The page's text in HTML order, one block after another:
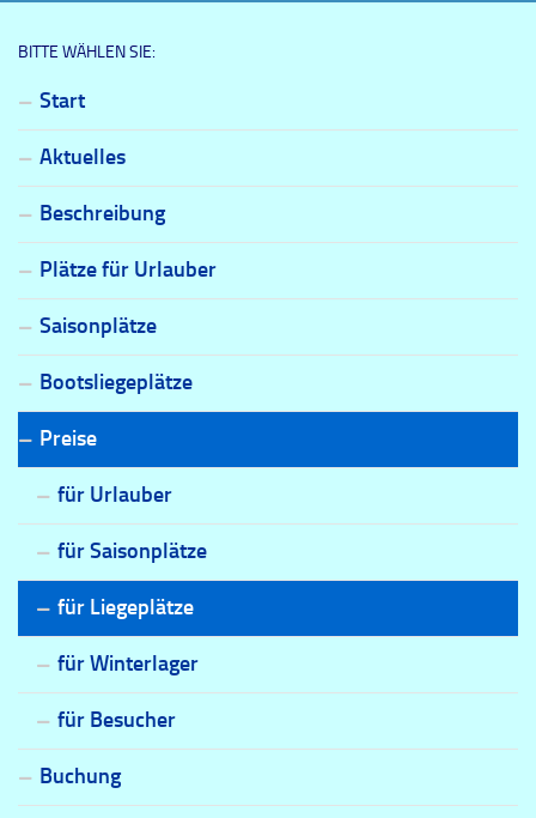
BITTE WÄHLEN SIE:
Start
Aktuelles
Beschreibung
Plätze für Urlauber
Saisonplätze
Bootsliegeplätze
Preise
für Urlauber
für Saisonplätze
für Liegeplätze
für Winterlager
für Besucher
Buchung